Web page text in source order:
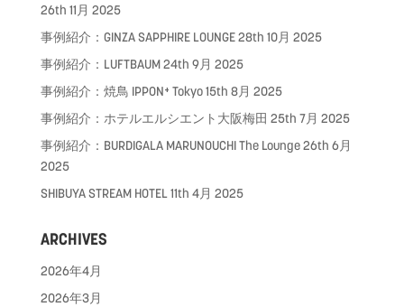
26th 11月 2025
事例紹介：GINZA SAPPHIRE LOUNGE28th 10月 2025
事例紹介：LUFTBAUM24th 9月 2025
事例紹介：焼鳥 IPPON⁺ Tokyo15th 8月 2025
事例紹介：ホテルエルシエント大阪梅田 25th 7月 2025
事例紹介：BURDIGALA MARUNOUCHI The Lounge26th 6月
2025
SHIBUYA STREAM HOTEL11th 4月 2025
ARCHIVES
2026年4月
2026年3月